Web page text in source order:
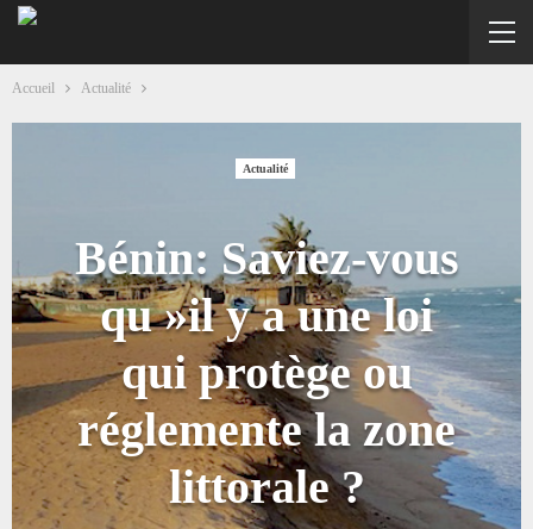
Accueil Actualité
Actualité
Bénin: Saviez-vous
qu »il y a une loi
qui protège ou
réglemente la zone
littorale ?